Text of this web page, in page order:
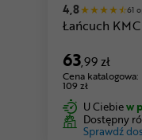
4,8 61
Łańcuch
63,99 zł
Cena katalogowa:
109 zł
U Ciebiew
Dostępny
Sprawdź